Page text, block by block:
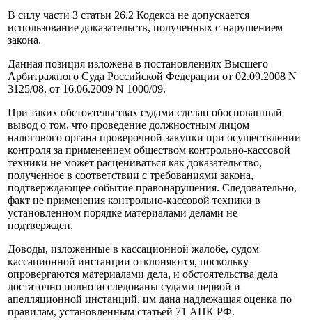
В силу части 3 статьи 26.2 Кодекса не допускается
использование доказательств, полученных с нарушением
закона.
Данная позиция изложена в постановлениях Высшего
Арбитражного Суда Российской Федерации от 02.09.2008 N
3125/08, от 16.06.2009 N 1000/09.
При таких обстоятельствах судами сделан обоснованный
вывод о том, что проведение должностным лицом
налогового органа проверочной закупки при осуществлении
контроля за применением обществом контрольно-кассовой
техники не может расцениваться как доказательство,
полученное в соответствии с требованиями закона,
подтверждающее событие правонарушения. Следовательно,
факт не применения контрольно-кассовой техники в
установленном порядке материалами делами не
подтвержден.
Доводы, изложенные в кассационной жалобе, судом
кассационной инстанции отклоняются, поскольку
опровергаются материалами дела, и обстоятельства дела
достаточно полно исследованы судами первой и
апелляционной инстанций, им дана надлежащая оценка по
правилам, установленным статьей 71 АПК РФ.